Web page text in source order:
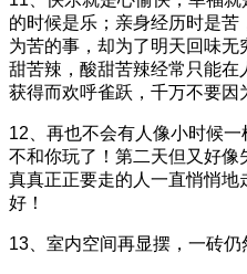
的时候是乐；亲身经历时是
为苦的事，却为了明天回味
甜苦辣，酸甜苦辣经常只能在
获得而欢呼雀跃，千万不要因
12、再也不会有人像小时候一
不和你玩了！第二天但又好像
真真正正要走的人一直悄悄地
好！
13、室内空间再显摆，一砖仍